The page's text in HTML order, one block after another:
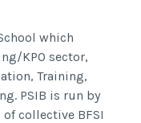
which
KPO sector,
Training,
PSIB is run by
of collective BFSI